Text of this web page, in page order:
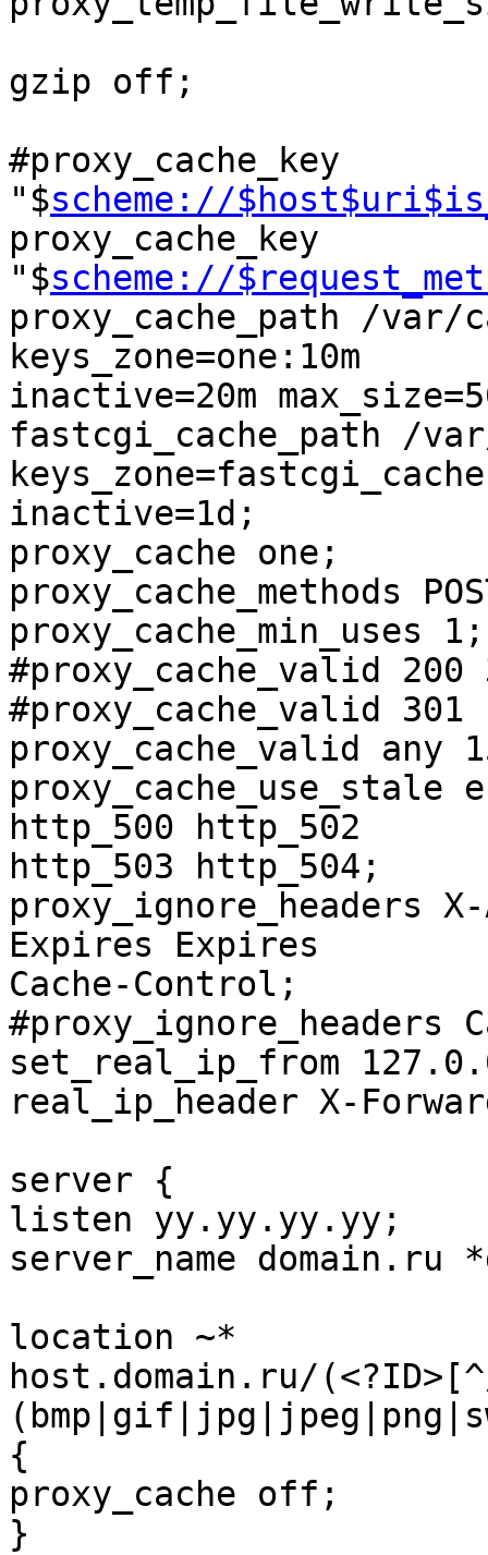
gzip off;
#proxy_cache_key
"$scheme://
proxy_cache_key
"$scheme://
proxy_cache_path /
keys_zone=one:10m
inactive=20m
fastcgi_cache_path /
inactive=1d;
proxy_cache one;
proxy_cache_methods
proxy_cache_min_uses 1;
#proxy_cache_valid 200
#proxy_cache_valid 301
proxy_cache_valid any
http_500 http_502
http_503 http_504;
proxy_ignore_headers
Expires Expires
Cache-Control;
#proxy_ignore_headers
set_real_ip_from
real_ip_header X-
server {
listen yy.yy.yy.yy;
server_name domain.ru
location ~*
host.domain.ru/
{
proxy_cache off;
}